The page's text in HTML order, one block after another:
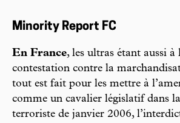
Minority Report FC
En France, les ultras étant aussi à
contestation contre la
tout est fait pour les mettre à
comme un cavalier législatif dans
terroriste de janvier 2006,